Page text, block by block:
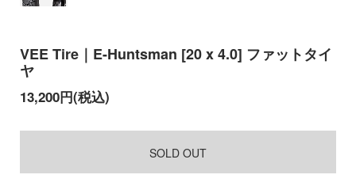
VEE Tire｜E-Huntsman [20 x 4.0] ファットタイ
ヤ
13,200円(税込)
SOLD OUT